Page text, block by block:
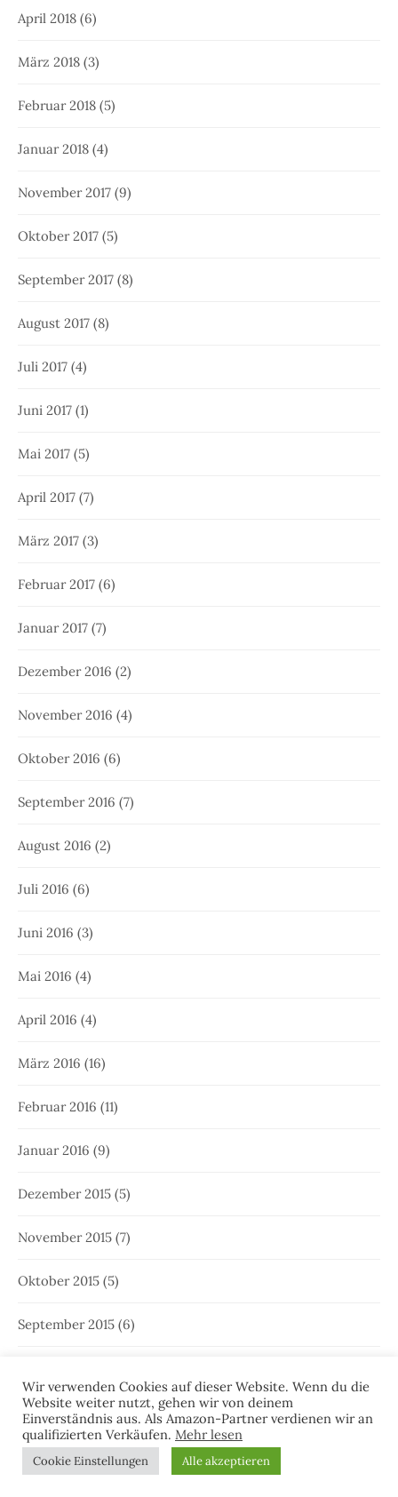
April 2018 (6)
März 2018 (3)
Februar 2018 (5)
Januar 2018 (4)
November 2017 (9)
Oktober 2017 (5)
September 2017 (8)
August 2017 (8)
Juli 2017 (4)
Juni 2017 (1)
Mai 2017 (5)
April 2017 (7)
März 2017 (3)
Februar 2017 (6)
Januar 2017 (7)
Dezember 2016 (2)
November 2016 (4)
Oktober 2016 (6)
September 2016 (7)
August 2016 (2)
Juli 2016 (6)
Juni 2016 (3)
Mai 2016 (4)
April 2016 (4)
März 2016 (16)
Februar 2016 (11)
Januar 2016 (9)
Dezember 2015 (5)
November 2015 (7)
Oktober 2015 (5)
September 2015 (6)
Juli 2015(8)
Juni 2015 (7)
Wir verwenden Cookies auf dieser Website. Wenn du die
Website weiter nutzt, gehen wir von deinem
Einverständnis aus. Als Amazon-Partner verdienen wir an
qualifizierten Verkäufen. Mehr lesen
Cookie Einstellungen Alle akzeptieren